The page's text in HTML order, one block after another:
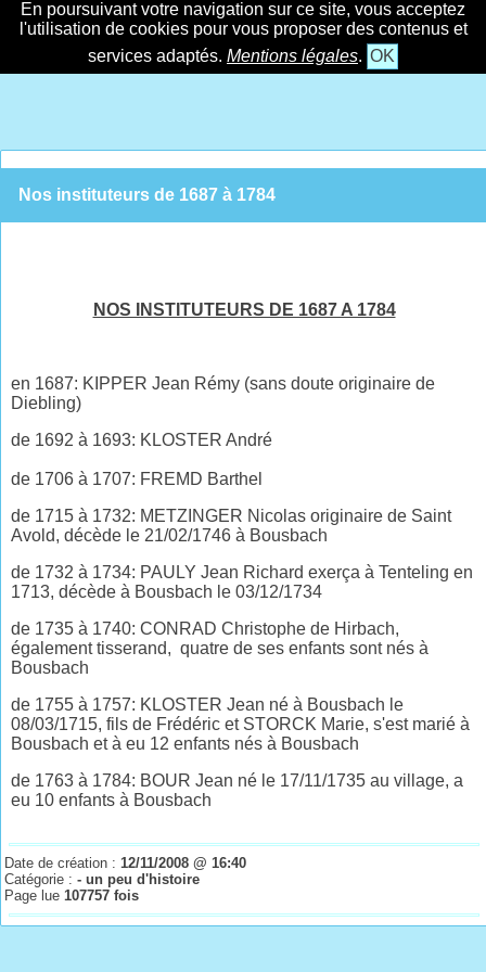
En poursuivant votre navigation sur ce site, vous acceptez
l'utilisation de cookies pour vous proposer des contenus et
services adaptés. Mentions légales. OK
Nos instituteurs de 1687 à 1784
NOS INSTITUTEURS DE 1687 A 1784
en 1687: KIPPER Jean Rémy (sans doute originaire de
Diebling)
de 1692 à 1693: KLOSTER André
de 1706 à 1707: FREMD Barthel
de 1715 à 1732: METZINGER Nicolas originaire de Saint
Avold, décède le 21/02/1746 à Bousbach
de 1732 à 1734: PAULY Jean Richard exerça à Tenteling en
1713, décède à Bousbach le 03/12/1734
de 1735 à 1740: CONRAD Christophe de Hirbach,
également tisserand, quatre de ses enfants sont nés à
Bousbach
de 1755 à 1757: KLOSTER Jean né à Bousbach le
08/03/1715, fils de Frédéric et STORCK Marie, s'est marié à
Bousbach et à eu 12 enfants nés à Bousbach
de 1763 à 1784: BOUR Jean né le 17/11/1735 au village, a
eu 10 enfants à Bousbach
Date de création :12/11/2008 @ 16:40
Catégorie :- un peu d'histoire
Page lue107757 fois